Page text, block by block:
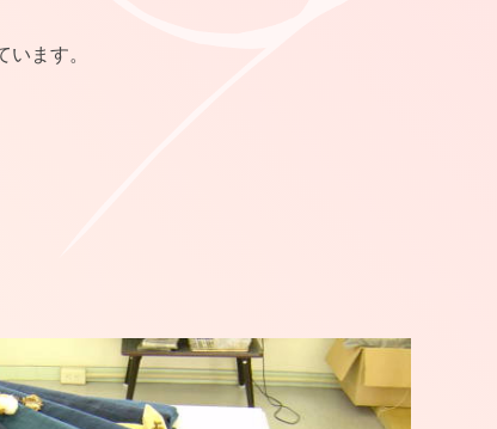
ます。